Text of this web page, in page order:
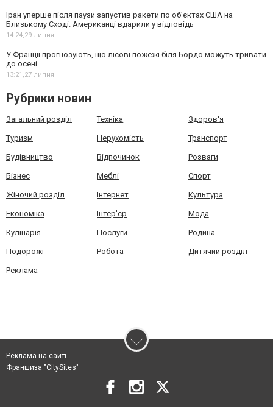
Іран уперше після паузи запустив ракети по обʼєктах США на
Близькому Сході. Американці вдарили у відповідь
14:24,29 липня
У Франції прогнозують, що лісові пожежі біля Бордо можуть тривати
до осені
13:21,27 липня
Рубрики новин
Загальний розділ Техніка Здоров'я
Туризм Нерухомість Транспорт
Будівництво Відпочинок Розваги
Бізнес Меблі Спорт
Жіночий розділ Інтернет Культура
Економіка Інтер'єр Мода
Кулінарія Послуги Родина
Подорожі Робота Дитячий розділ
Реклама
Реклама на сайті
Франшиза "CitySites"